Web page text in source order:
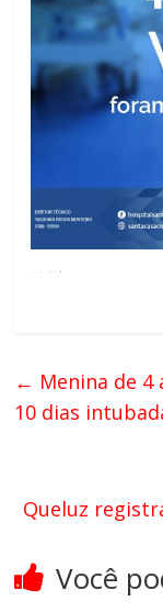
← Menina de 4
10 dias
Queluz
Você